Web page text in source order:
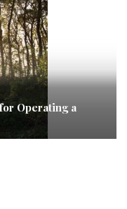
Operating a